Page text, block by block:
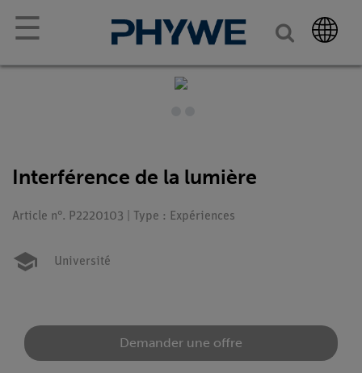
☰
Interférence de la lumière
Article n°. P2220103 | Type : Expériences
Université
Demander une offre